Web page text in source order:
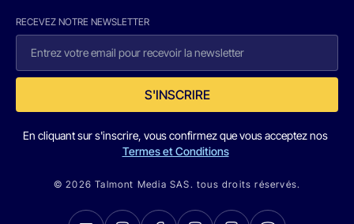
RECEVEZ NOTRE NEWSLETTER
S'INSCRIRE
En cliquant sur s'inscrire, vous confirmez que vous acceptez nos
Termes et Conditions
© 2026 Talmont Media SAS. tous droits réservés.